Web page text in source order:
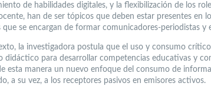
de habilidades digitales, y la flexibilización de los
han de ser tópicos que deben estar presentes en
que se encargan de formar comunicadores-periodistas y
la investigadora postula que el uso y consumo
didáctico para desarrollar competencias educativas y
esta manera un nuevo enfoque del consumo de
a su vez, a los receptores pasivos en emisores activos.